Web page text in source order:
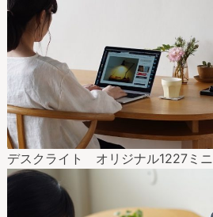
デスクライト オリジナル1227ミニ